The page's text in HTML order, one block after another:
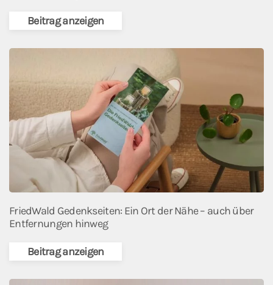
Beitrag anzeigen
FriedWald Gedenkseiten: Ein Ort der Nähe – auch über
Entfernungen hinweg
Beitrag anzeigen